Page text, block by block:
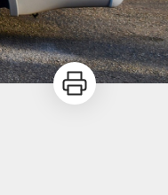
Imprimer